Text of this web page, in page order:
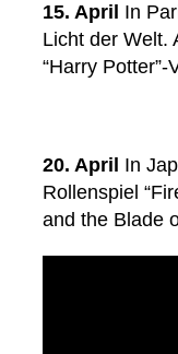
15. April In
Licht der Welt.
“Harry
20. April In
Rollenspiel
and the Blade